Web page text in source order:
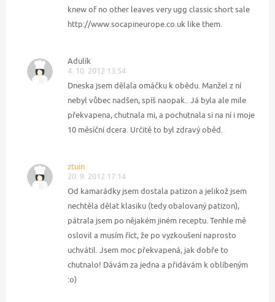
knew of no other leaves very ugg classic short sale
http://www.socapineurope.co.uk like them.
Adulík
4. 10. 2012 13:54
Dneska jsem dělala omáčku k obědu. Manžel z ní
nebyl vůbec nadšen, spíš naopak.. Já byla ale mile
překvapena, chutnala mi, a pochutnala si na ní i moje
10 měsíční dcera. Určitě to byl zdravý oběd.
ztuin
20. 9. 2012 17:14
Od kamarádky jsem dostala patizon a jelikož jsem
nechtěla dělat klasiku (tedy obalovaný patizon),
pátrala jsem po nějakém jiném receptu. Tenhle mě
oslovil a musím říct, že po vyzkoušení naprosto
uchvátil. Jsem moc překvapená, jak dobře to
chutnalo! Dávám za jedna a přidávám k oblíbeným
:o)